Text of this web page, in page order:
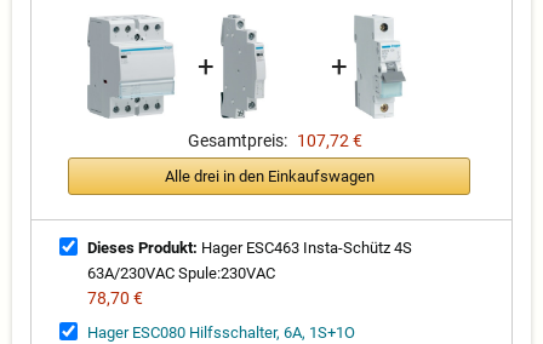
+ +
Gesamtpreis: 107,72 €
Alle drei in den Einkaufswagen
Dieses Produkt: Hager ESC463 Insta-Schütz 4S
63A/230VAC Spule:230VAC
78,70 €
Hager ESC080 Hilfsschalter, 6A, 1S+1O